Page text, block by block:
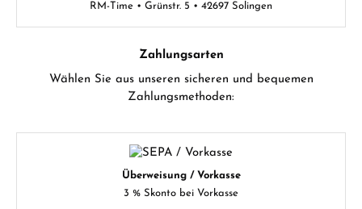
RM-Time • Grünstr. 5 • 42697 Solingen
Zahlungsarten
Wählen Sie aus unseren sicheren und bequemen
Zahlungsmethoden:
Überweisung / Vorkasse
3 % Skonto bei Vorkasse